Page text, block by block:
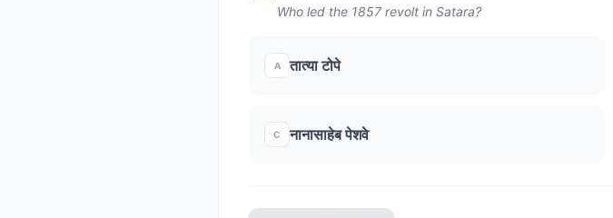
Who led the 1857 revolt in Satara?
A तात्या टोपे
C नानासाहेब पेशवे